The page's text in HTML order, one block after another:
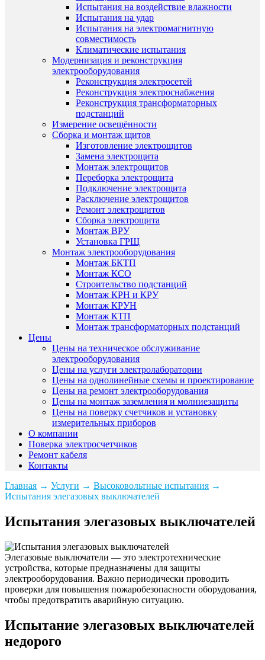
Испытания на воздействие влажности
Испытания на удар
Испытания на электромагнитную
совместимость
Климатические испытания
Модернизация и реконструкция
электрооборудования
Реконструкция электросетей
Реконструкция электроснабжения
Реконструкция трансформаторных
подстанций
Измерение освещённости
Сборка и монтаж щитов
Изготовление электрощитов
Замена электрощита
Монтаж электрощитов
Переборка электрощита
Подключение электрощита
Расключение электрощитов
Ремонт электрощитов
Сборка электрощита
Монтаж ВРУ
Установка ГРЩ
Монтаж электрооборудования
Монтаж БКТП
Монтаж КСО
Строительство подстанций
Монтаж КРН и КРУ
Монтаж КРУН
Монтаж КТП
Монтаж трансформаторных подстанций
Цены
Цены на техническое обслуживание
электрооборудования
Цены на услуги электролаборатории
Цены на однолинейные схемы и проектирование
Цены на ремонт электрооборудования
Цены на монтаж заземления и молниезащиты
Цены на поверку счетчиков и установку
измерительных приборов
О компании
Поверка электросчетчиков
Ремонт кабеля
Контакты
Главная → Услуги → Высоковольтные испытания →
Испытания элегазовых выключателей
Испытания элегазовых выключателей
Элегазовые выключатели — это электротехнические
устройства, которые предназначены для защиты
электрооборудования. Важно периодически проводить
проверки для повышения пожаробезопасности оборудования,
чтобы предотвратить аварийную ситуацию.
Испытание элегазовых выключателей
недорого